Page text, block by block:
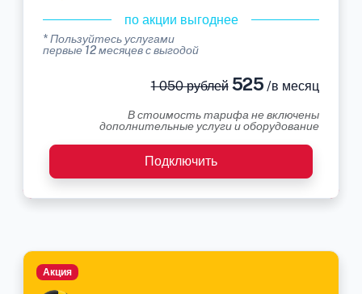
по акции выгоднее
* Пользуйтесь услугами
первые 12 месяцев с выгодой
1 050 рублей525 /в месяц
В стоимость тарифа не включены
дополнительные услуги и оборудование
Подключить
Акция